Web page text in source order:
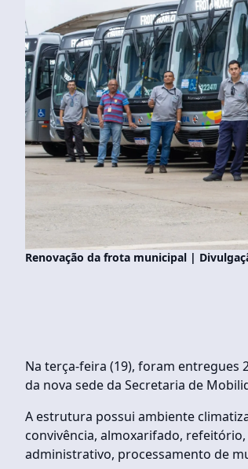
Renovação da frota municipal |
Na terça-feira (19), foram entregues
da nova sede da Secretaria de
A estrutura possui ambiente
convivência, almoxarifado,
administrativo, processamento de